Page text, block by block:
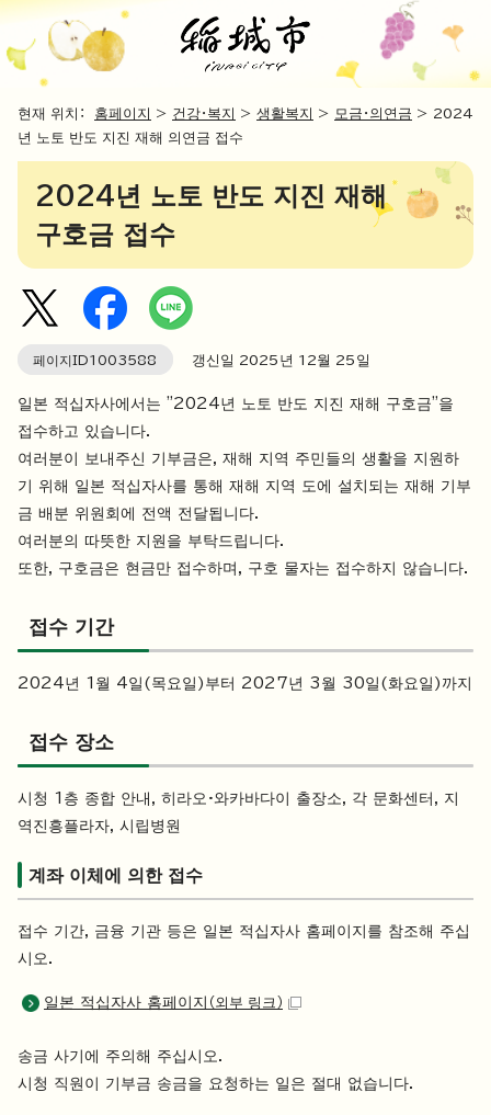
현재 위치： 홈페이지 > 건강・복지 > 생활복지 > 모금・의연금 > 2024
년 노토 반도 지진 재해 의연금 접수
2024년 노토 반도 지진 재해
구호금 접수
페이지ID1003588 갱신일 2025 년 12월 25 일
일본 적십자사에서는 "2024년 노토 반도 지진 재해 구호금"을
접수하고 있습니다.
여러분이 보내주신 기부금은, 재해 지역 주민들의 생활을 지원하
기 위해 일본 적십자사를 통해 재해 지역 도에 설치되는 재해 기부
금 배분 위원회에 전액 전달됩니다.
여러분의 따뜻한 지원을 부탁드립니다.
또한, 구호금은 현금만 접수하며, 구호 물자는 접수하지 않습니다.
접수 기간
2024년 1월 4일(목요일)부터 2027년 3월 30일(화요일)까지
접수 장소
시청 1층 종합 안내, 히라오·와카바다이 출장소, 각 문화센터, 지
역진흥플라자, 시립병원
계좌 이체에 의한 접수
접수 기간, 금융 기관 등은 일본 적십자사 홈페이지를 참조해 주십
시오.
일본 적십자사 홈페이지 （외부 링크）
송금 사기에 주의해 주십시오.
시청 직원이 기부금 송금을 요청하는 일은 절대 없습니다.